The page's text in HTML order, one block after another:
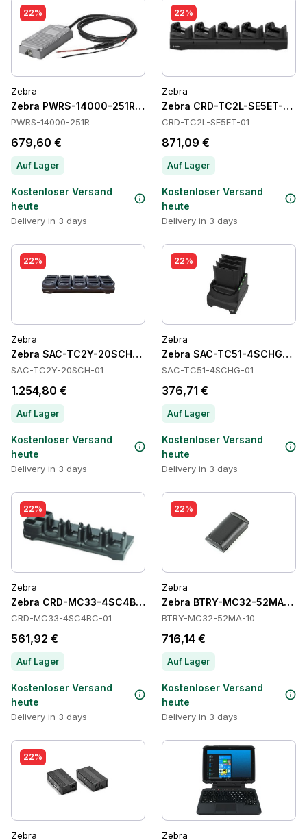
22%
Zebra
Zebra PWRS-14000-251R Power Supply
PWRS-14000-251R
679,60 €
Auf Lager
Kostenloser Versand
heute
Delivery in 3 days
22%
Zebra
Zebra CRD-TC2L-SE5ET-01
CRD-TC2L-SE5ET-01
871,09 €
Auf Lager
Kostenloser Versand
heute
Delivery in 3 days
22%
Zebra
Zebra SAC-TC2Y-20SCH-01 Batteries
SAC-TC2Y-20SCH-01
1.254,80 €
Auf Lager
Kostenloser Versand
heute
Delivery in 3 days
22%
Zebra
Zebra SAC-TC51-4SCHG-01
SAC-TC51-4SCHG-01
376,71 €
Auf Lager
Kostenloser Versand
heute
Delivery in 3 days
22%
Zebra
Zebra CRD-MC33-4SC4BC-01 Cradles
CRD-MC33-4SC4BC-01
561,92 €
Auf Lager
Kostenloser Versand
heute
Delivery in 3 days
22%
Zebra
Zebra BTRY-MC32-52MA-10
BTRY-MC32-52MA-10
716,14 €
Auf Lager
Kostenloser Versand
heute
Delivery in 3 days
22%
Zebra Zebra